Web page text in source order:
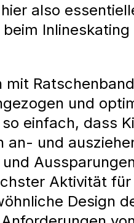
also
Inlineskating
und
einfach, dass
an- und
Aktivität für
Design